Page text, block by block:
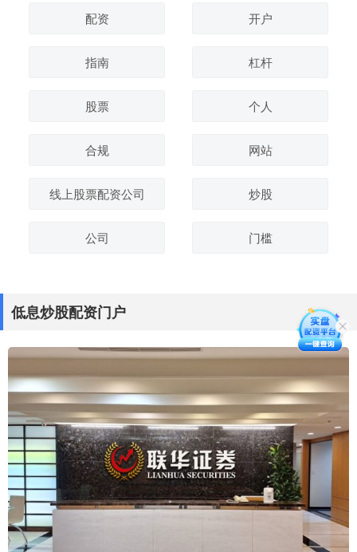
配资 开户
指南 杠杆
股票 个人
合规 网站
线上股票配资公司 炒股
公司 门槛
低息炒股配资门户